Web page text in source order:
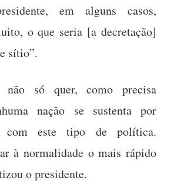
em alguns casos,
o que seria [a decretação]
sítio”.
não só quer, como precisa
nação se sustenta por
com este tipo de política.
à normalidade o mais rápido
o presidente.